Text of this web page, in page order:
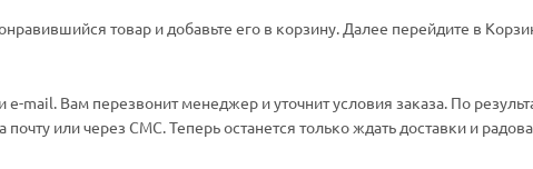
товар и добавьте его в корзину. Далее перейдите в
Вам перезвонит менеджер и уточнит условия заказа. По
или через СМС. Теперь останется только ждать доставки и